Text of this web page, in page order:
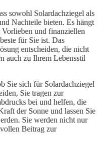
sowohl Solardachziegel als
Nachteile bieten. Es hängt
und finanziellen
für Sie ist. Das
entscheiden, die nicht
auch zu Ihrem Lebensstil
Sie sich für Solardachziegel
Sie tragen zur
bei und helfen, die
der Sonne und lassen Sie
Sie werden nicht nur
Beitrag zur